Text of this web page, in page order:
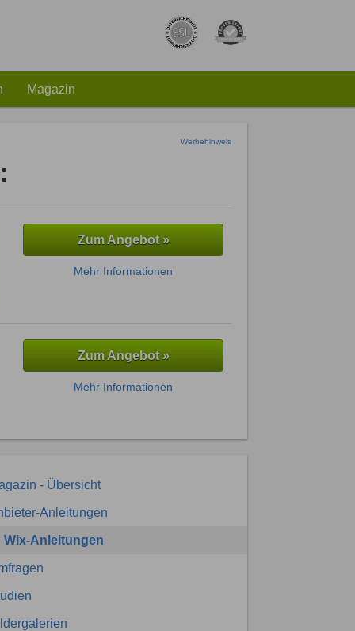
Magazin
Werbehinweis
Zum Angebot »
Mehr Informationen
Zum Angebot »
Mehr Informationen
- Übersicht
Anleitungen
Wix-Anleitungen